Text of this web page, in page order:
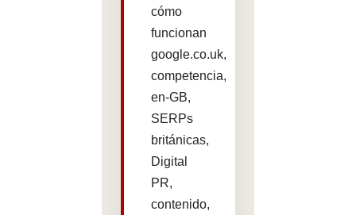
cómo
funcionan
google.co.uk,
competencia,
en-GB,
SERPs
británicas,
Digital
PR,
contenido,